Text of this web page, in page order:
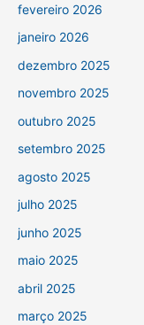
fevereiro 2026
janeiro 2026
dezembro 2025
novembro 2025
outubro 2025
setembro 2025
agosto 2025
julho 2025
junho 2025
maio 2025
abril 2025
março 2025